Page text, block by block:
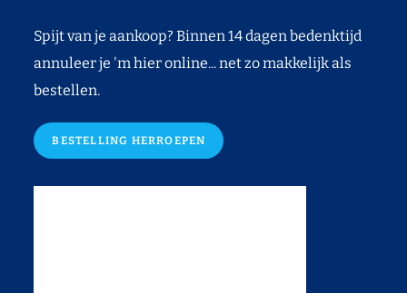
Spijt van je aankoop? Binnen 14 dagen bedenktijd
annuleer je 'm hier online... net zo makkelijk als
bestellen.
BESTELLING HERROEPEN